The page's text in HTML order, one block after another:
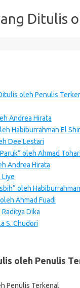
Ditulis
oleh Penulis
Andrea Hirata
Habiburrahman El
Dee Lestari
oleh Ahmad Tohari
Andrea Hirata
Liye
oleh
Ahmad Fuadi
Dika
S. Chudori
oleh Penulis